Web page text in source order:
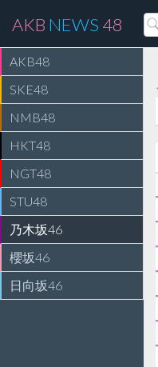
AKB NEWS 48
AKB48
SKE48
NMB48
HKT48
NGT48
STU48
乃木坂46
櫻坂46
日向坂46